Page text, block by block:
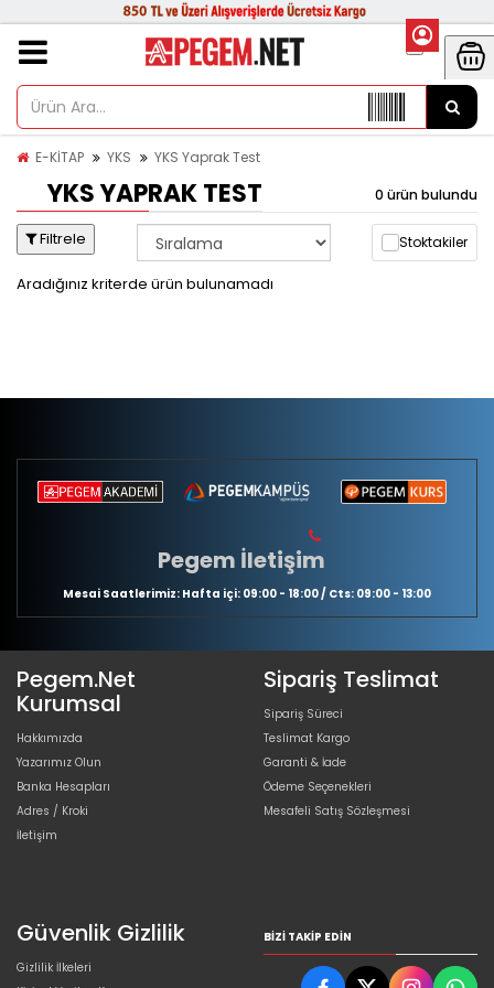
E-KİTAP YKS YKS Yaprak Test
YKS YAPRAK TEST 0 ürün bulundu
Filtrele Stoktakiler
Aradığınız kriterde ürün bulunamadı
Pegem İletişim
Mesai Saatlerimiz: Hafta içi: 09:00 - 18:00 / Cts: 09:00 - 13:00
Pegem.Net
Kurumsal
Hakkımızda
Yazarımız Olun
Banka Hesapları
Adres / Kroki
İletişim
Sipariş Teslimat
Sipariş Süreci
Teslimat Kargo
Garanti & İade
Ödeme Seçenekleri
Mesafeli Satış Sözleşmesi
Güvenlik Gizlilik
Gizlilik İlkeleri
BIZI TAKIP EDIN